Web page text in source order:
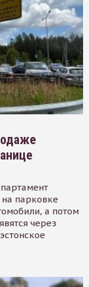
парковке
а потом
через